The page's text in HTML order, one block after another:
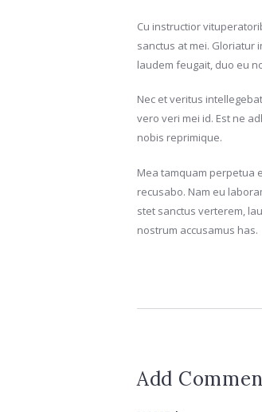
Cu instructior
sanctus at mei. Gloriatur
laudem feugait, duo eu
Nec et veritus
vero veri mei id. Est ne
nobis reprimique.
Mea tamquam perpetua
recusabo. Nam eu
stet sanctus verterem,
nostrum accusamus has.
Add